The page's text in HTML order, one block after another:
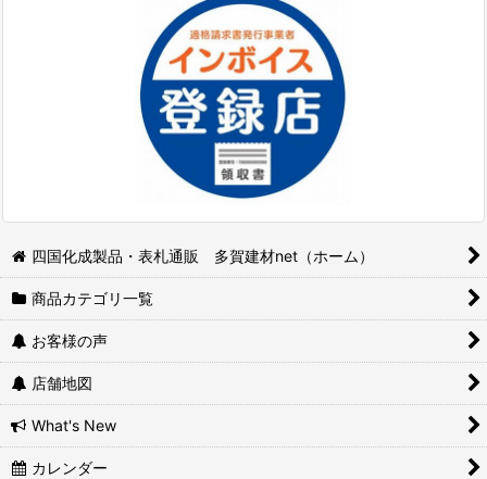
四国化成製品・表札通販 多賀建材net（ホーム）
商品カテゴリ一覧
お客様の声
店舗地図
What's New
カレンダー